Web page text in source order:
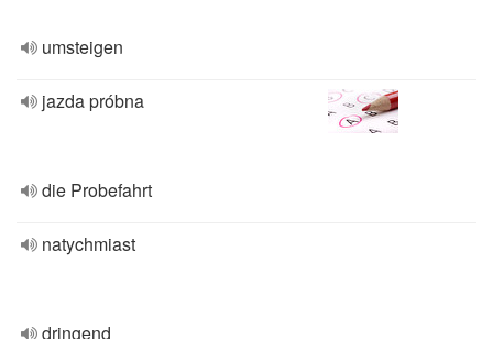
umsteigen
jazda próbna
die Probefahrt
natychmiast
dringend